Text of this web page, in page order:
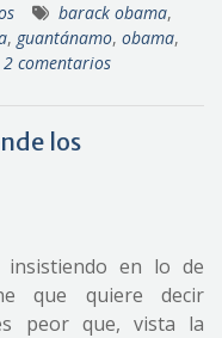
barack obama,
, guantánamo, obama,
2 comentarios
los
insistiendo en lo de
que quiere decir
peor que, vista la